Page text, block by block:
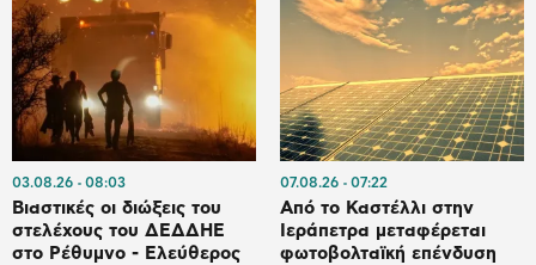
03.08.26 08:03
Βιαστικές οι διώξεις του
στελέχους του ΔΕΔΔΗΕ
στο Ρέθυμνο - Ελεύθερος
07.08.26 07:22
Από το Καστέλλι στην
Ιεράπετρα μεταφέρεται
φωτοβολταϊκή επένδυση